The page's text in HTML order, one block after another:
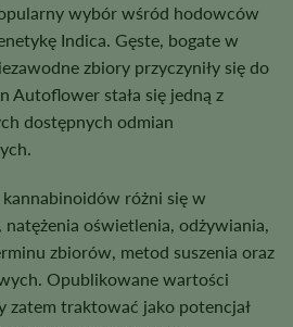
wybór wśród hodowców
Indica. Gęste, bogate w
zbiory przyczyniły się do
Autoflower stała się jedną z
dostępnych odmian
różni się w
oświetlenia, odżywiania,
zbiorów, metod suszenia oraz
Opublikowane wartości
zatem traktować jako potencjał